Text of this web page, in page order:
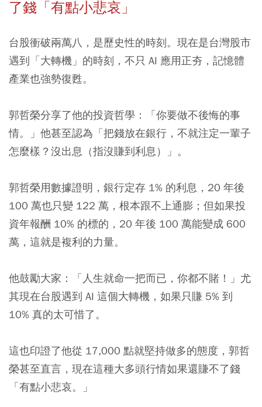
了錢「有點小悲哀」
台股衝破兩萬八，是歷史性的時刻。現在是台灣股市
遇到「大轉機」的時刻，不只 AI 應用正夯，記憶體
產業也強勢復甦。
郭哲榮分享了他的投資哲學：「你要做不後悔的事
情。」他甚至認為「把錢放在銀行，不就注定一輩子
怎麼樣？沒出息（指沒賺到利息）」。
郭哲榮用數據證明，銀行定存 1% 的利息，20 年後
100 萬也只變 122 萬，根本跟不上通膨；但如果投
資年報酬 10% 的標的，20 年後 100 萬能變成 600
萬，這就是複利的力量。
他鼓勵大家：「人生就命一把而已，你都不賭！」尤
其現在台股遇到 AI 這個大轉機，如果只賺 5% 到
10% 真的太可惜了。
這也印證了他從 17,000 點就堅持做多的態度，郭哲
榮甚至直言，現在這種大多頭行情如果還賺不了錢
「有點小悲哀。」